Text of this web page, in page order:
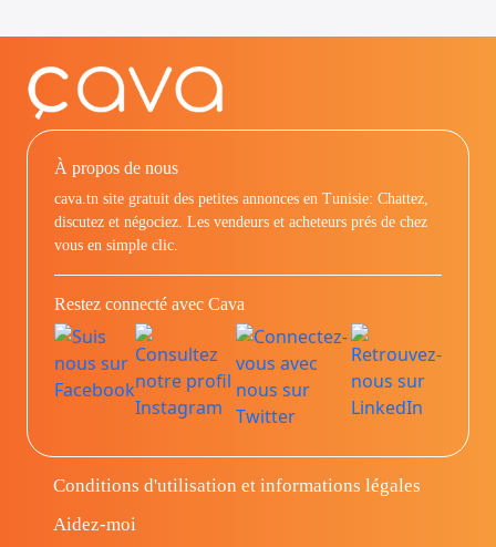
À propos de nous
cava.tn site gratuit des petites annonces en Tunisie: Chattez,
discutez et négociez. Les vendeurs et acheteurs prés de chez
vous en simple clic.
Restez connecté avec Cava
Conditions d'utilisation et informations légales
Aidez-moi